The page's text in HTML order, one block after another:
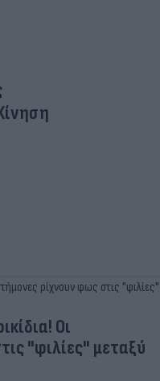
Οι
"φιλίες" μεταξύ